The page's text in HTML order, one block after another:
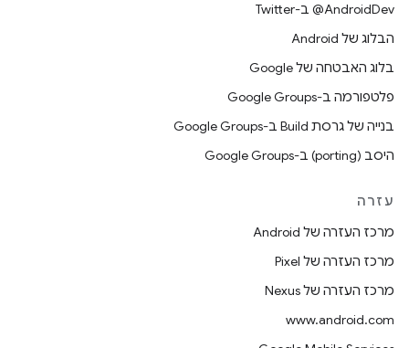
‎@AndroidDev ב-Twitter
הבלוג של Android
בלוג האבטחה של Google
פלטפורמה ב-Google Groups
בנייה של גרסת Build ב-Google Groups
היסב (porting) ב-Google Groups
עזרה
מרכז העזרה של Android
מרכז העזרה של Pixel
מרכז העזרה של Nexus
www.android.com